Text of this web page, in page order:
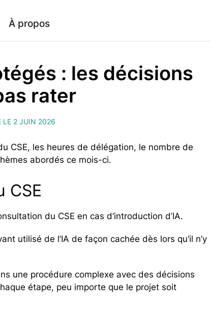
À propos
: les décisions
rater
LE 2 JUIN 2026
CSE, les heures de délégation, le nombre de
abordés ce mois-ci.
CSE
du CSE en cas d’introduction d’IA.
utilisé de l’IA de façon cachée dès lors qu’il n’y
une procédure complexe avec des décisions
étape, peu importe que le projet soit